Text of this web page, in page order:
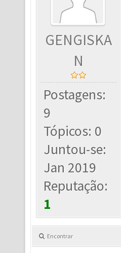
GENGISKA
N
Postagens:
9
Tópicos: 0
Juntou-se:
Jan 2019
Reputação:
1
Encontrar